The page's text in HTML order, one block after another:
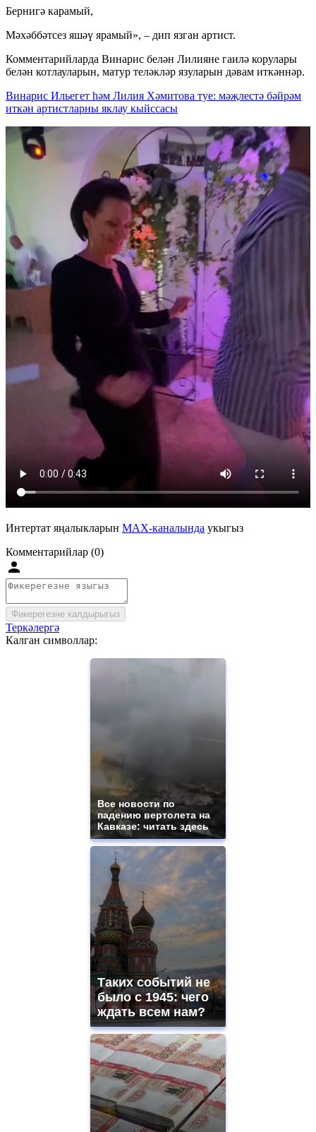
Бернигә карамый,
Мәхәббәтсез яшәү ярамый», – дип язган артист.
Комментарийларда Винарис белән Лилияне гаилә корулары
белән котлауларын, матур теләкләр язуларын дәвам иткәннәр.
Винарис Ильегет һәм Лилия Хәмитова туе: мәҗлестә бәйрәм
иткән артистларны яклау кыйссасы
Интертат яңалыкларын MAX-каналында укыгыз
Комментарийлар (0)
Фикерегезне калдырыгыз
Теркәлергә
Калган символлар:
Все новости по
падению вертолета на
Кавказе: читать здесь
Таких событий не
было с 1945: чего
ждать всем нам?